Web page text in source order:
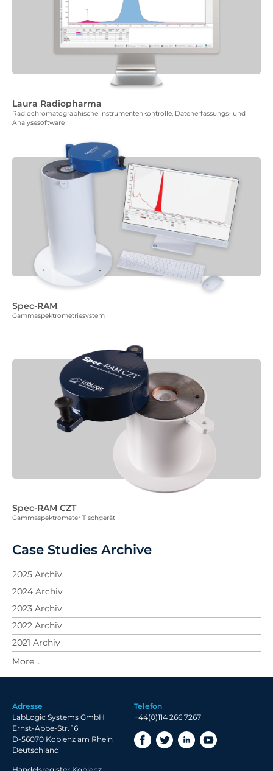
Laura Radiopharma
Radiochromatographische Instrumentenkontrolle, Datenerfassungs- und
Analysesoftware
Spec-RAM
Gammaspektrometriesystem
Spec-RAM CZT
Gammaspektrometer Tischgerät
Case Studies Archive
2025 Archiv
2024 Archiv
2023 Archiv
2022 Archiv
2021 Archiv
2020 Archiv
2019 Archiv
Adresse
LabLogic Systems GmbH
Ernst-Abbe-Str. 16
D-56070 Koblenz am Rhein
Deutschland
Telefon
+44(0)114 266 7267